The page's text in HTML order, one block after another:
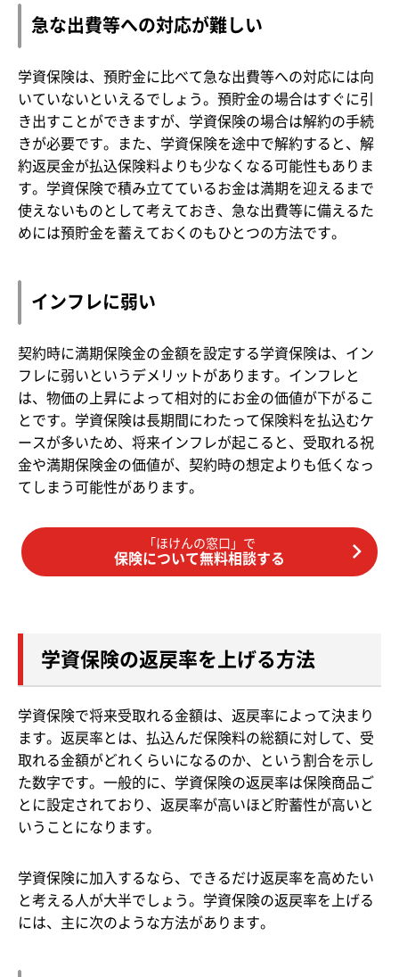
急な出費等への対応が難しい
学資保険は、預貯金に比べて急な出費等への対応には向
いていないといえるでしょう。預貯金の場合はすぐに引
き出すことができますが、学資保険の場合は解約の手続
きが必要です。また、学資保険を途中で解約すると、解
約返戻金が払込保険料よりも少なくなる可能性もありま
す。学資保険で積み立てているお金は満期を迎えるまで
使えないものとして考えておき、急な出費等に備えるた
めには預貯金を蓄えておくのもひとつの方法です。
インフレに弱い
契約時に満期保険金の金額を設定する学資保険は、イン
フレに弱いというデメリットがあります。インフレと
は、物価の上昇によって相対的にお金の価値が下がるこ
とです。学資保険は長期間にわたって保険料を払込むケ
ースが多いため、将来インフレが起こると、受取れる祝
金や満期保険金の価値が、契約時の想定よりも低くなっ
てしまう可能性があります。
「ほけんの窓口」で
保険について無料相談する
学資保険の返戻率を上げる方法
学資保険で将来受取れる金額は、返戻率によって決まり
ます。返戻率とは、払込んだ保険料の総額に対して、受
取れる金額がどれくらいになるのか、という割合を示し
た数字です。一般的に、学資保険の返戻率は保険商品ご
とに設定されており、返戻率が高いほど貯蓄性が高いと
いうことになります。
学資保険に加入するなら、できるだけ返戻率を高めたい
と考える人が大半でしょう。学資保険の返戻率を上げる
には、主に次のような方法があります。